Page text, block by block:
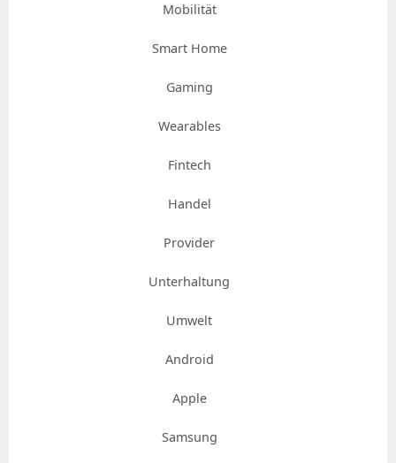
Mobilität
Smart Home
Gaming
Wearables
Fintech
Handel
Provider
Unterhaltung
Umwelt
Android
Apple
Samsung